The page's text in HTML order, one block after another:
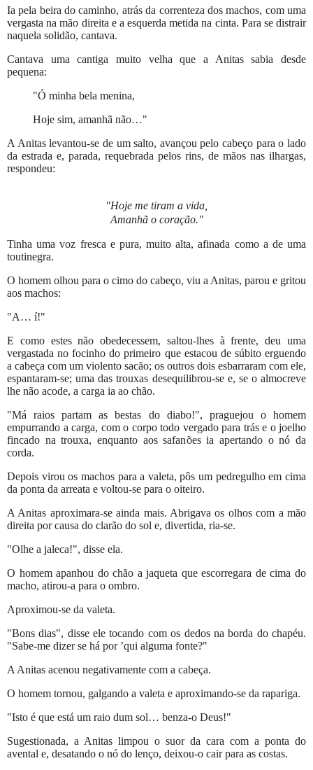
Ia pela beira do caminho, atrás da correnteza dos machos, com uma
vergasta na mão direita e a esquerda metida na cinta. Para se distrair
naquela solidão, cantava.
Cantava uma cantiga muito velha que a Anitas sabia desde
pequena:
"Ó minha bela menina,
Hoje sim, amanhã não…"
A Anitas levantou-se de um salto, avançou pelo cabeço para o lado
da estrada e, parada, requebrada pelos rins, de mãos nas ilhargas,
respondeu:
"Hoje me tiram a vida,
Amanhã o coração."
Tinha uma voz fresca e pura, muito alta, afinada como a de uma
toutinegra.
O homem olhou para o cimo do cabeço, viu a Anitas, parou e gritou
aos machos:
"A… í!"
E como estes não obedecessem, saltou-lhes à frente, deu uma
vergastada no focinho do primeiro que estacou de súbito erguendo
a cabeça com um violento sacão; os outros dois esbarraram com ele,
espantaram-se; uma das trouxas desequilibrou-se e, se o almocreve
lhe não acode, a carga ia ao chão.
"Má raios partam as bestas do diabo!", praguejou o homem
empurrando a carga, com o corpo todo vergado para trás e o joelho
fincado na trouxa, enquanto aos safanões ia apertando o nó da
corda.
Depois virou os machos para a valeta, pôs um pedregulho em cima
da ponta da arreata e voltou-se para o oiteiro.
A Anitas aproximara-se ainda mais. Abrigava os olhos com a mão
direita por causa do clarão do sol e, divertida, ria-se.
"Olhe a jaleca!", disse ela.
O homem apanhou do chão a jaqueta que escorregara de cima do
macho, atirou-a para o ombro.
Aproximou-se da valeta.
"Bons dias", disse ele tocando com os dedos na borda do chapéu.
"Sabe-me dizer se há por ’qui alguma fonte?"
A Anitas acenou negativamente com a cabeça.
O homem tornou, galgando a valeta e aproximando-se da rapariga.
"Isto é que está um raio dum sol… benza-o Deus!"
Sugestionada, a Anitas limpou o suor da cara com a ponta do
avental e, desatando o nó do lenço, deixou-o cair para as costas.